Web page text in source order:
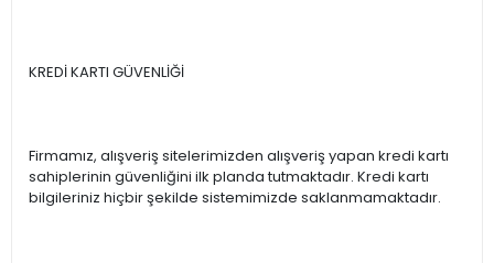
KREDİ KARTI GÜVENLİĞİ
Firmamız, alışveriş sitelerimizden alışveriş yapan kredi kartı
sahiplerinin güvenliğini ilk planda tutmaktadır. Kredi kartı
bilgileriniz hiçbir şekilde sistemimizde saklanmamaktadır.